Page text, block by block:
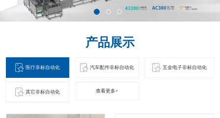
产品展示
医疗非标自动化 汽车配件非标自动化 五金电子非标自动化
其它非标自动化 查看更多+